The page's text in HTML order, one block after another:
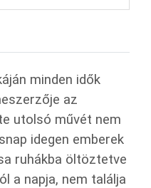
minden idők
az
utolsó művét nem
idegen emberek
ruhákba öltöztetve
a napja, nem találja